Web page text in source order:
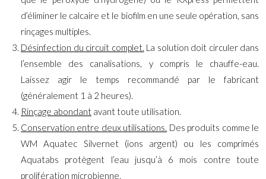
d’éliminer le calcaire et le biofilm en une seule opération, sans
rinçages multiples.
Désinfection du circuit complet. La solution doit circuler dans
l’ensemble des canalisations, y compris le chauffe-eau.
Laissez agir le temps recommandé par le fabricant
(généralement 1 à 2 heures).
Rinçage abondant avant toute utilisation.
Conservation entre deux utilisations. Des produits comme le
WM Aquatec Silvernet (ions argent) ou les comprimés
Aquatabs protègent l’eau jusqu’à 6 mois contre toute
prolifération microbienne.